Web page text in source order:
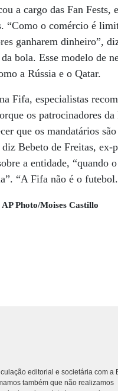
a cargo das Fan Fests,
“Como o comércio é
ganharem dinheiro”,
bola. Esse modelo de
a Rússia e o Qatar.
Fifa, especialistas
os patrocinadores
que os mandatários
Bebeto de Freitas,
a entidade, “quando
“A Fifa não é o
Photo/Moises Castillo
editorial e societária com a
também que não realizamos